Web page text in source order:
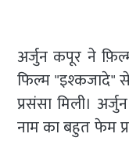
अर्जुन कपूर ने
फिल्म‍ "इश्‍कजादे"
प्रसंसा मिली।
नाम का बहुत फेम